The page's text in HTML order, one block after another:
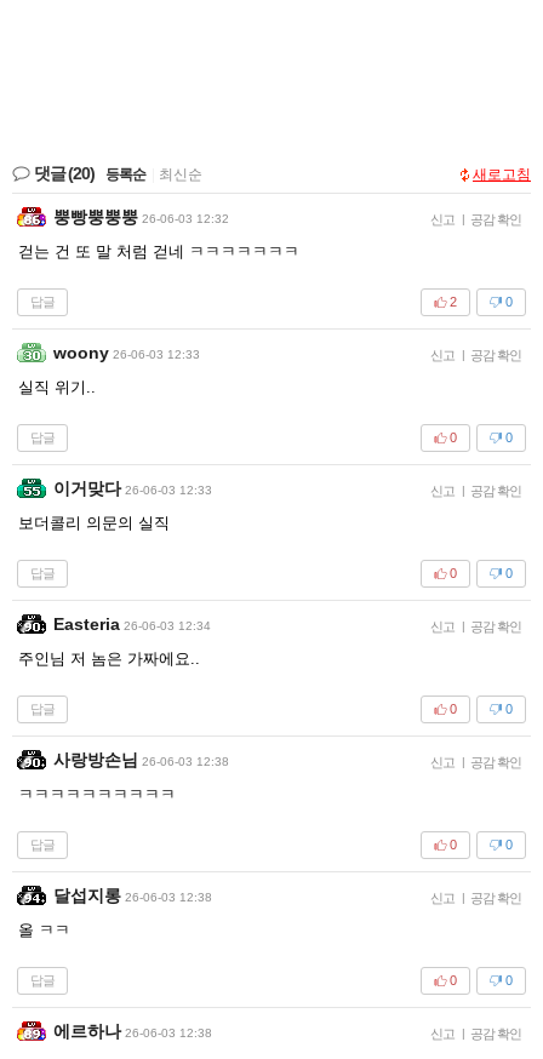
댓글(20) 등록순 최신순 새로고침
뿡빵뿡뿡뿡 26-06-03 12:32 신고 | 공감 확인
걷는 건 또 말 처럼 걷네 ㅋㅋㅋㅋㅋㅋㅋ
답글 0
2
woony 26-06-03 12:33 신고 | 공감 확인
실직 위기..
답글 0
0
이거맞다 26-06-03 12:33 신고 | 공감 확인
보더콜리 의문의 실직
답글 0
0
Easteria 26-06-03 12:34 신고 | 공감 확인
주인님 저 놈은 가짜에요..
답글 0
0
사랑방손님 26-06-03 12:38 신고 | 공감 확인
ㅋㅋㅋㅋㅋㅋㅋㅋㅋㅋ
답글 0
0
달섭지롱 26-06-03 12:38 신고 | 공감 확인
올 ㅋㅋ
답글 0
0
에르하나 26-06-03 12:38 신고 | 공감 확인